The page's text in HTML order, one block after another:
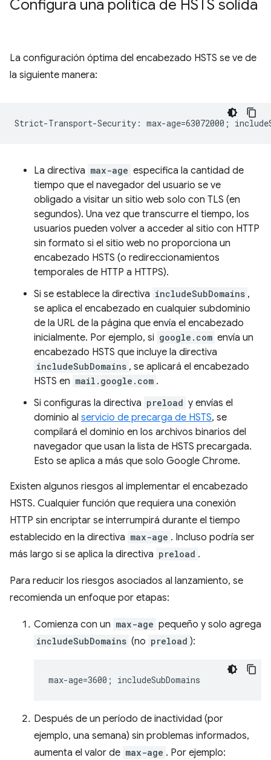
Configura una política de HSTS sólida
La configuración óptima del encabezado HSTS se ve de
la siguiente manera:
La directiva max-age especifica la cantidad de
tiempo que el navegador del usuario se ve
obligado a visitar un sitio web solo con TLS (en
segundos). Una vez que transcurre el tiempo, los
usuarios pueden volver a acceder al sitio con HTTP
sin formato si el sitio web no proporciona un
encabezado HSTS (o redireccionamientos
temporales de HTTP a HTTPS).
Si se establece la directiva includeSubDomains ,
se aplica el encabezado en cualquier subdominio
de la URL de la página que envía el encabezado
inicialmente. Por ejemplo, si google.com envía un
encabezado HSTS que incluye la directiva
includeSubDomains , se aplicará el encabezado
HSTS en mail.google.com .
Si configuras la directiva preload y envías el
dominio al servicio de precarga de HSTS, se
compilará el dominio en los archivos binarios del
navegador que usan la lista de HSTS precargada.
Esto se aplica a más que solo Google Chrome.
Existen algunos riesgos al implementar el encabezado
HSTS. Cualquier función que requiera una conexión
HTTP sin encriptar se interrumpirá durante el tiempo
establecido en la directiva max-age . Incluso podría ser
más largo si se aplica la directiva preload .
Para reducir los riesgos asociados al lanzamiento, se
recomienda un enfoque por etapas:
Comienza con un max-age pequeño y solo agrega
includeSubDomains (no preload ):
Después de un período de inactividad (por
ejemplo, una semana) sin problemas informados,
aumenta el valor de max-age . Por ejemplo: